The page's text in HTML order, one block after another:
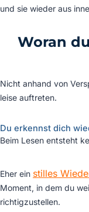
und sie wieder aus
Woran
Nicht anhand von
leise auftreten.
Du erkennst dich
Beim Lesen entsteht
Eher ein stilles
Moment, in dem du
richtigzustellen.